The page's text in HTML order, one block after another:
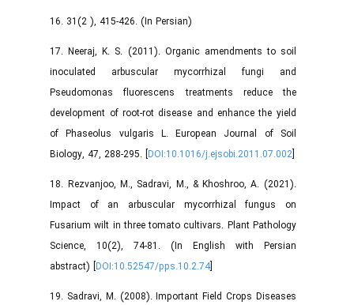
16. 31(2 ), 415-426. (In Persian)
17. Neeraj, K. S. (2011). Organic amendments to soil
inoculated arbuscular mycorrhizal fungi and
Pseudomonas fluorescens treatments reduce the
development of root-rot disease and enhance the yield
of Phaseolus vulgaris L. European Journal of Soil
Biology, 47, 288-295. [DOI:10.1016/j.ejsobi.2011.07.002
18. Rezvanjoo, M., Sadravi, M., & Khoshroo, A. (2021).
Impact of an arbuscular mycorrhizal fungus on
Fusarium wilt in three tomato cultivars. Plant Pathology
Science, 10(2), 74-81. (In English with Persian
abstract) [DOI:10.52547/pps.10.2.74
19. Sadravi, M. (2008). Important Field Crops Diseases